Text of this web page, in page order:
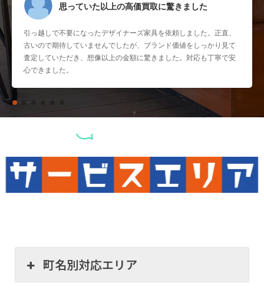
思っていた以上の高価買取に驚きました
引っ越しで不要になったデザイナーズ家具を依頼しました。正直、
古いので期待していませんでしたが、ブランド価値をしっかり見て
査定していただき、想像以上の金額に驚きました。対応も丁寧で安
心できました。
町名別対応エリア